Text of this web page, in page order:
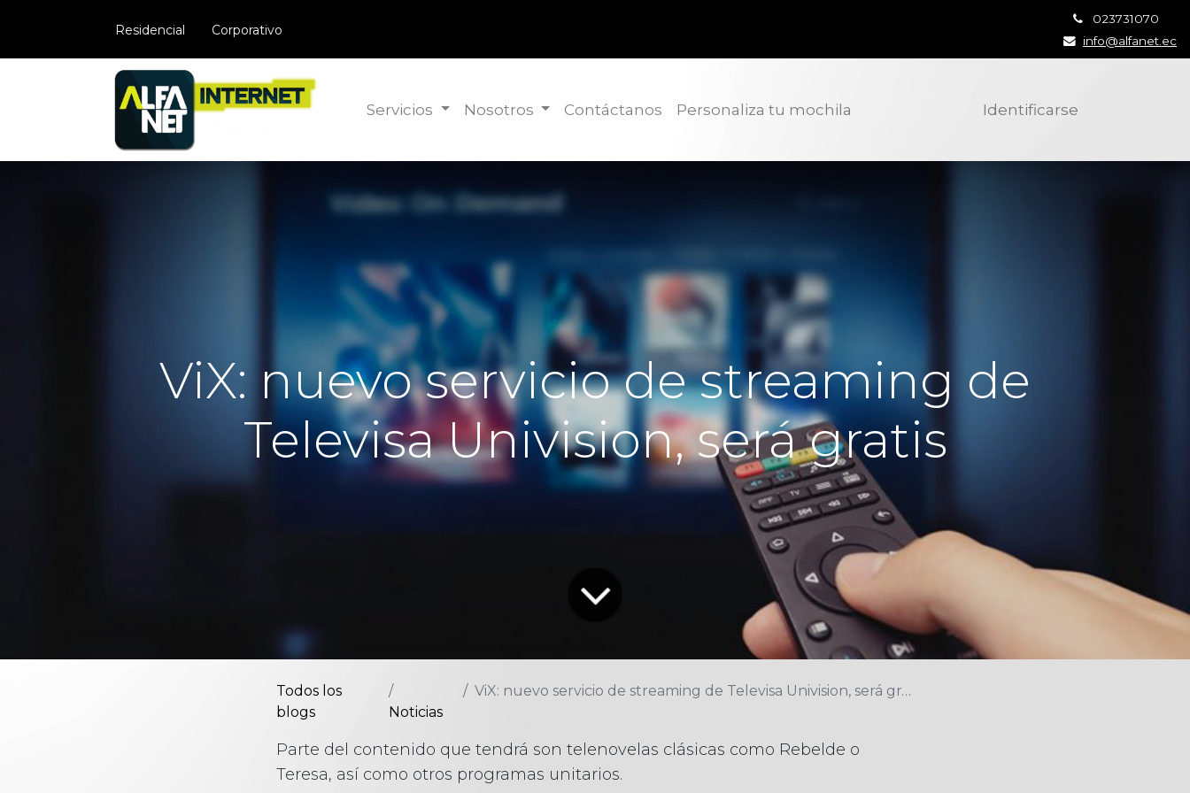
​Residencial Corporativo
023731070
info@alfanet.ec
Servicios Nosotros Contáctanos Personaliza tu mochila Identificarse
ViX: nuevo servicio de streaming de
Televisa Univision, será gratis
Todos los
blogs
Noticias
ViX: nuevo servicio de streaming de Televisa Univision, será gratis
Parte del contenido que tendrá son telenovelas clásicas como Rebelde o
Teresa, así como otros programas unitarios.